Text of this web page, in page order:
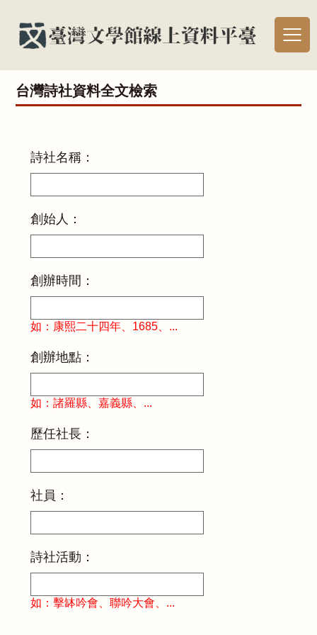
台灣詩社資料全文檢索
詩社名稱：
創始人：
創辦時間：
如：康熙二十四年、1685、...
創辦地點：
如：諸羅縣、嘉義縣、...
歷任社長：
社員：
詩社活動：
如：擊缽吟會、聯吟大會、...